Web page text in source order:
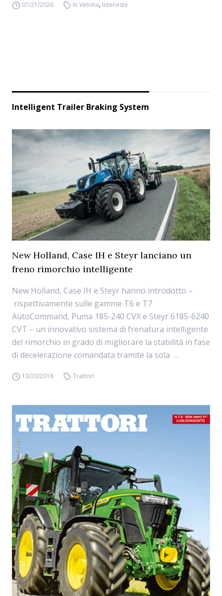
07/21/2026 In Vetrina, Interviste
Intelligent Trailer Braking System
New Holland, Case IH e Steyr lanciano un
freno rimorchio intelligente
New Holland, Case IH e Steyr hanno introdotto –
rispettivamente sulle gamme T6 e T7
AutoCommand, Puma 185-240 CVX e Steyr 6185-6240
CVT – un innovativo sistema di frenatura intelligente
del rimorchio in grado di migliorare la stabilità in fase
di decelerazione comandata tramite la sola ...
10/20/2018 Trattori